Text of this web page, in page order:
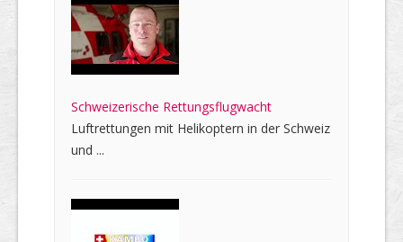
Schweizerische Rettungsflugwacht
Luftrettungen mit Helikoptern in der Schweiz
und ...